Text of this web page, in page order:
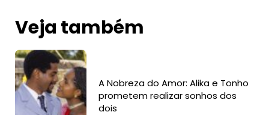
Veja também
A Nobreza do Amor: Alika e Tonho
prometem realizar sonhos dos
dois